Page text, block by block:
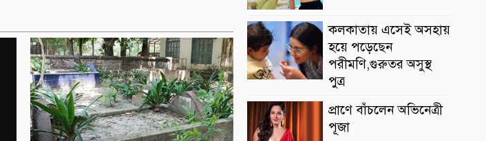
কলকাতায় এসেই অসহায়
হয়ে পড়েছেন
পরীমণি,গুরুতর অসুস্থ
পুত্র
প্রাণে বাঁচলেন অভিনেত্রী
পূজা